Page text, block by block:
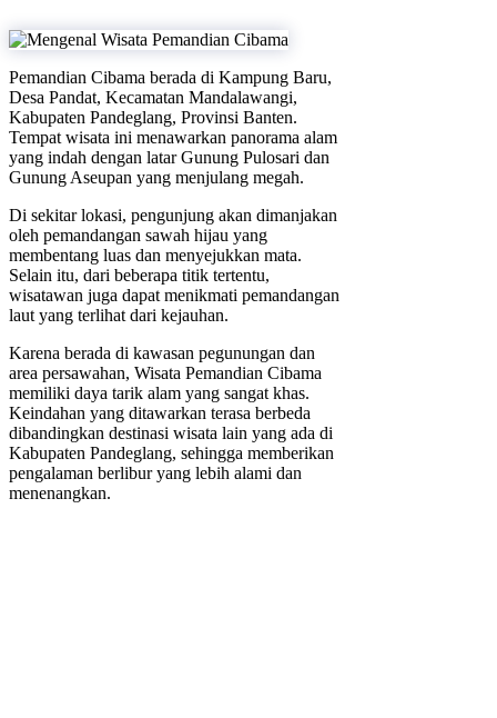
Pemandian Cibama berada di Kampung Baru,
Desa Pandat, Kecamatan Mandalawangi,
Kabupaten Pandeglang, Provinsi Banten.
Tempat wisata ini menawarkan panorama alam
yang indah dengan latar Gunung Pulosari dan
Gunung Aseupan yang menjulang megah.
Di sekitar lokasi, pengunjung akan dimanjakan
oleh pemandangan sawah hijau yang
membentang luas dan menyejukkan mata.
Selain itu, dari beberapa titik tertentu,
wisatawan juga dapat menikmati pemandangan
laut yang terlihat dari kejauhan.
Karena berada di kawasan pegunungan dan
area persawahan, Wisata Pemandian Cibama
memiliki daya tarik alam yang sangat khas.
Keindahan yang ditawarkan terasa berbeda
dibandingkan destinasi wisata lain yang ada di
Kabupaten Pandeglang, sehingga memberikan
pengalaman berlibur yang lebih alami dan
menenangkan.